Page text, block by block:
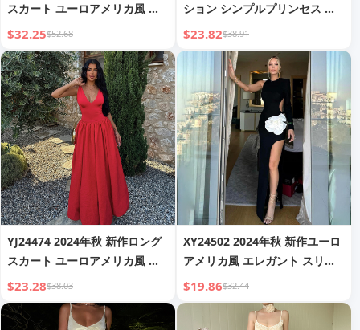
スカート ユーロアメリカ風 エ
レガント スリムアップ セクシ
ー レース長袖ドレス（女性用）
$32.25$52.68
ション シンプルプリンセス ロ
ングドレス フランス風 エレガ
ント スクエアネックドレス（女
$23.82$38.91
YJ24474 2024年秋 新作ロング
スカート ユーロアメリカ風 エ
レガント スリムアップ セクシ
ー Vネックタン Aラインドレス
（女性用）
$23.28$38.03
XY24502 2024年秋 新作ユーロ
アメリカ風 エレガント スリム
アップ 大型フラワーパターン
高スリット セクシー 長袖ドレ
ス（女性用）
$19.86$32.44